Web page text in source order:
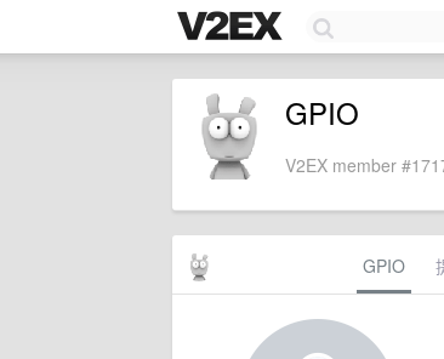
GPIO
V2EX member
GPIO